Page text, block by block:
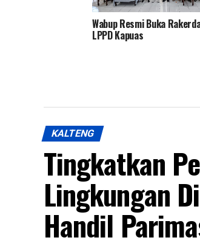
Wabup Resmi Buka
LPPD Kapuas
KALTENG
Tingkatkan
Lingkungan
Handil